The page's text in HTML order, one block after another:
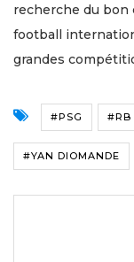
recherche du bon
football
grandes
#PSG #RB
#YAN DIOMANDE